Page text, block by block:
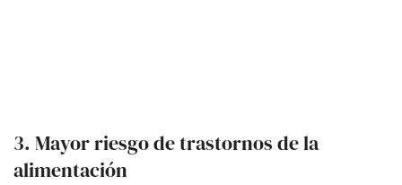
3. Mayor riesgo de trastornos de la
alimentación